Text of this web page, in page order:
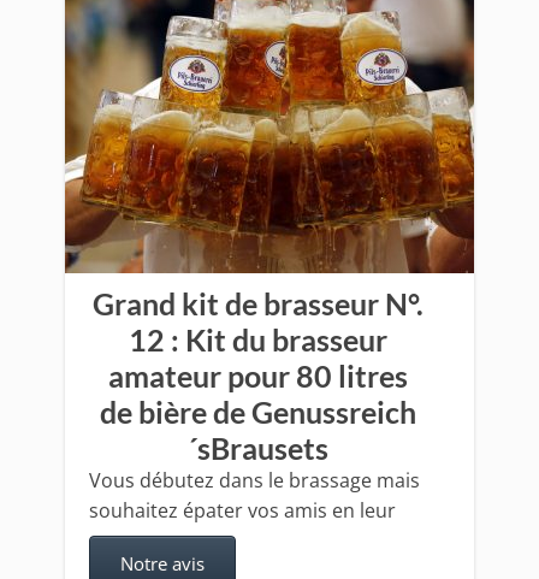
Grand kit de brasseur N°.
12 : Kit du brasseur
amateur pour 80 litres
de bière de Genussreich
´sBrausets
Vous débutez dans le brassage mais
souhaitez épater vos amis en leur
Notre avis